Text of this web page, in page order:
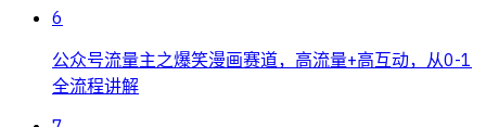
6
公众号流量主之爆笑漫画赛道，高流量+高互动，从0-1
全流程讲解